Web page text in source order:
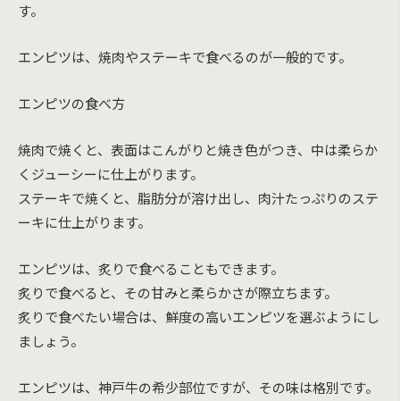
す。
エンピツは、焼肉やステーキで食べるのが一般的です。
エンピツの食べ方
焼肉で焼くと、表面はこんがりと焼き色がつき、中は柔らか
くジューシーに仕上がります。
ステーキで焼くと、脂肪分が溶け出し、肉汁たっぷりのステ
ーキに仕上がります。
エンピツは、炙りで食べることもできます。
炙りで食べると、その甘みと柔らかさが際立ちます。
炙りで食べたい場合は、鮮度の高いエンピツを選ぶようにし
ましょう。
エンピツは、神戸牛の希少部位ですが、その味は格別です。